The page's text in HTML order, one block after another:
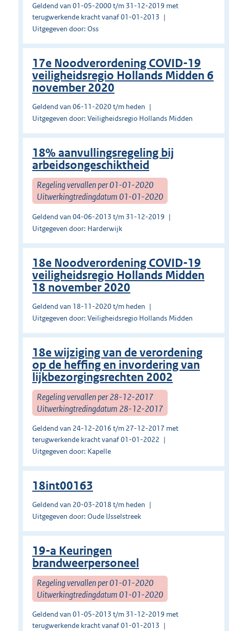
Geldend van 01-05-2000 t/m 31-12-2019 met
terugwerkende kracht vanaf 01-01-2013
Uitgegeven door: Oss
17e Noodverordening COVID-19
veiligheidsregio Hollands Midden 6
november 2020
Geldend van 06-11-2020 t/m heden
Uitgegeven door: Veiligheidsregio Hollands Midden
18% aanvullingsregeling bij
arbeidsongeschiktheid
Regeling vervallen per 01-01-2020
Uitwerkingtredingdatum 01-01-2020
Geldend van 04-06-2013 t/m 31-12-2019
Uitgegeven door: Harderwijk
18e Noodverordening COVID-19
veiligheidsregio Hollands Midden
18 november 2020
Geldend van 18-11-2020 t/m heden
Uitgegeven door: Veiligheidsregio Hollands Midden
18e wijziging van de verordening
op de heffing en invordering van
lijkbezorgingsrechten 2002
Regeling vervallen per 28-12-2017
Uitwerkingtredingdatum 28-12-2017
Geldend van 24-12-2016 t/m 27-12-2017 met
terugwerkende kracht vanaf 01-01-2022
Uitgegeven door: Kapelle
18int00163
Geldend van 20-03-2018 t/m heden
Uitgegeven door: Oude IJsselstreek
19-a Keuringen
brandweerpersoneel
Regeling vervallen per 01-01-2020
Uitwerkingtredingdatum 01-01-2020
Geldend van 01-05-2013 t/m 31-12-2019 met
terugwerkende kracht vanaf 01-01-2013